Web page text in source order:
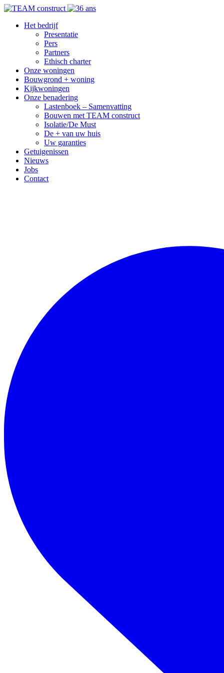
Het bedrijf
Presentatie
Pers
Partners
Ethisch charter
Onze woningen
Bouwgrond + woning
Kijkwoningen
Onze benadering
Lastenboek – Samenvatting
Bouwen met TEAM construct
Isolatie/De Must
De + van uw huis
Uw garanties
Getuigenissen
Nieuws
Jobs
Contact